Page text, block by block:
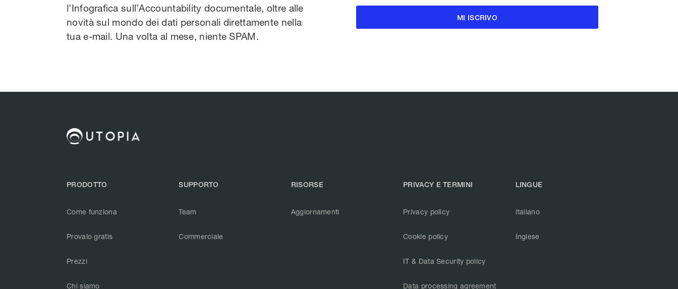
l’Infografica sull’Accountability documentale, oltre alle
novità sul mondo dei dati personali direttamente nella
tua e-mail. Una volta al mese, niente SPAM.
PRODOTTO
Come funziona
Provalo gratis
Prezzi
Chi siamo
SUPPORTO
Team
Commerciale
RISORSE
Aggiornamenti
PRIVACY E TERMINI
Privacy policy
Cookie policy
IT & Data Security policy
Data processing agreement
LINGUE
Italiano
Inglese